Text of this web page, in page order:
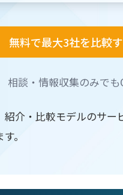
無料で最大3社を比較
相談・情報収集のみでも
介・比較モデルのサー
。